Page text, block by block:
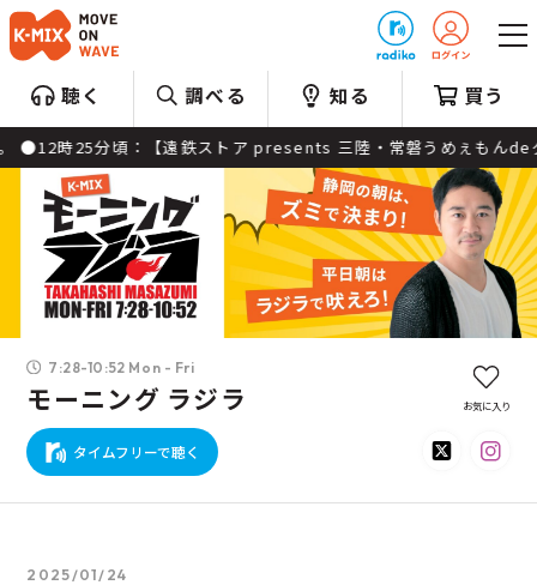
聴く 調べる 知る 買う
頃：【遠鉄ストア presents 三陸・常磐うめぇもんde
7:28-10:52 Mon - Fri
モーニング ラジラ
タイムフリーで聴く
お気に入り
2025/01/24